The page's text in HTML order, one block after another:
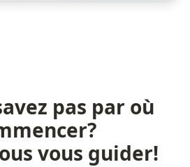
pas par où
vous guider!